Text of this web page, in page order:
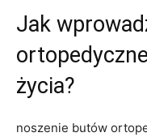
Jak
życia?
noszenie butów